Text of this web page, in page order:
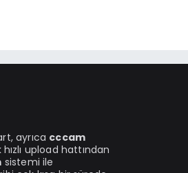
ayrıca cccam
upload hattından
sistemi ile